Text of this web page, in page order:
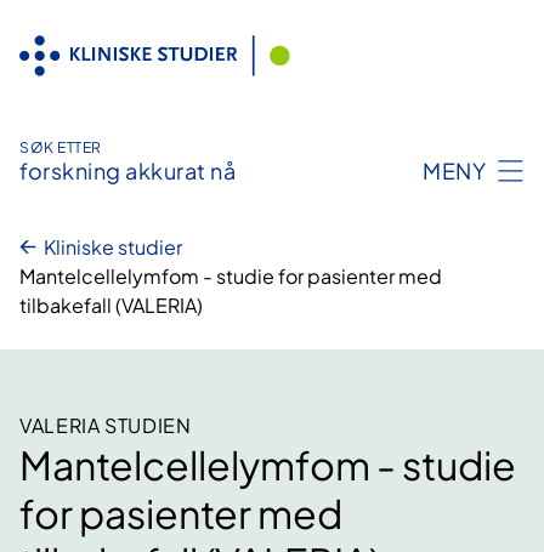
innhold
SØK ETTER
forskning akkurat nå MENY
Kliniske studier
Mantelcellelymfom - studie for pasienter med
tilbakefall (VALERIA)
VALERIA STUDIEN
Mantelcellelymfom - studie
for pasienter med